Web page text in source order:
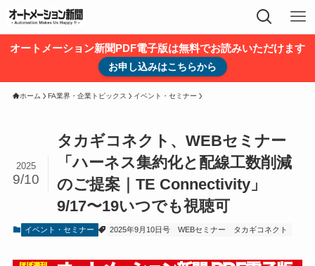
オートメーション新聞PDF電子版は無料でお読みいただけます
お申し込みはこちらから
ホーム FA業界・企業トピックス イベント・セミナー
タカギコネクト、WEBセミナー
「ハーネス集約化と配線工数削減
のご提案｜TE Connectivity」
9/17〜19いつでも視聴可
2025
9/10
イベント・セミナー 2025年9月10日号 WEBセミナー タカギコネクト